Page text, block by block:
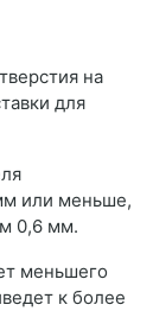
на
для
или меньше,
0,6 мм.
меньшего
к более